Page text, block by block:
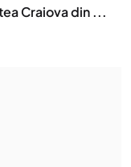
Craiova din ...